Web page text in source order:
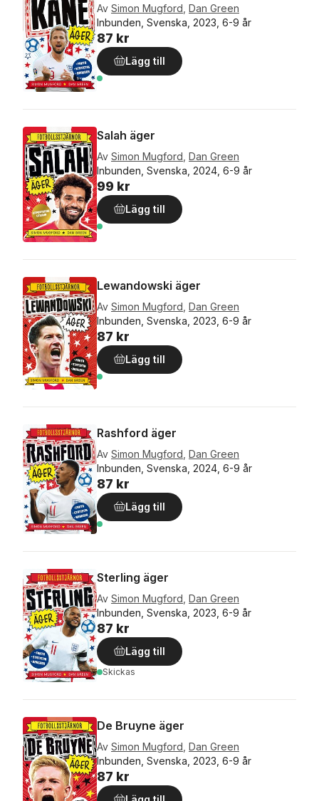
Av Simon Mugford Dan Green
Inbunden, Svenska, 2023, 6-9 år
87 kr
Lägg till
Salah äger
Av Simon Mugford, Dan Green
Inbunden, Svenska, 2024, 6-9 år
99 kr
Lägg till
Lewandowski äger
Av Simon Mugford Dan Green
Inbunden, Svenska, 2023, 6-9 år
87 kr
Lägg till
Rashford äger
Av Simon Mugford Dan Green
Inbunden, Svenska, 2024, 6-9 år
87 kr
Lägg till
Sterling äger
Av Simon Mugford Dan Green
Inbunden, Svenska, 2023, 6-9 år
87 kr
Lägg till
Skickas
De Bruyne äger
Av Simon Mugford Dan Green
Inbunden, Svenska, 2023, 6-9 år
87 kr